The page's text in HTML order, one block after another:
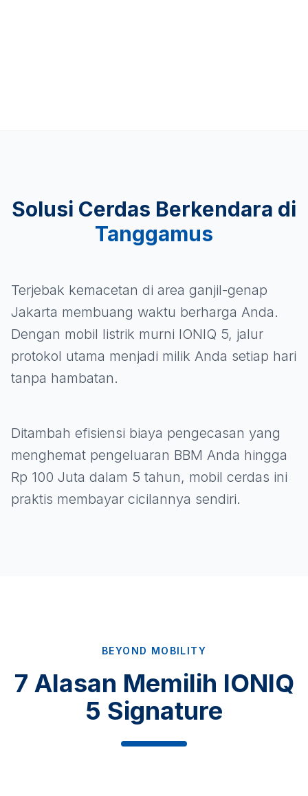
Solusi Cerdas Berkendara di
Tanggamus
Terjebak kemacetan di area ganjil-genap
Jakarta membuang waktu berharga Anda.
Dengan mobil listrik murni IONIQ 5, jalur
protokol utama menjadi milik Anda setiap hari
tanpa hambatan.
Ditambah efisiensi biaya pengecasan yang
menghemat pengeluaran BBM Anda hingga
Rp 100 Juta dalam 5 tahun, mobil cerdas ini
praktis membayar cicilannya sendiri.
BEYOND MOBILITY
7 Alasan Memilih IONIQ
5 Signature